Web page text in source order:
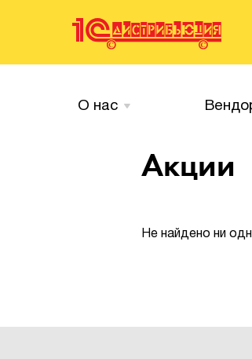
О нас
Акции
Не найдено ни